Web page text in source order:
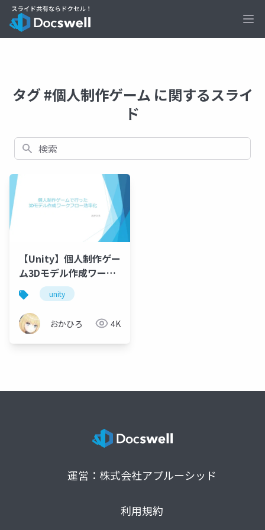
タグ #個人制作ゲーム に関するスライ
ド
検索
【Unity】個人制作ゲー
ム3Dモデル作成ワーク
フロー効率化
unity
おかひろ 4K
運営：株式会社アプルーシッド
利用規約